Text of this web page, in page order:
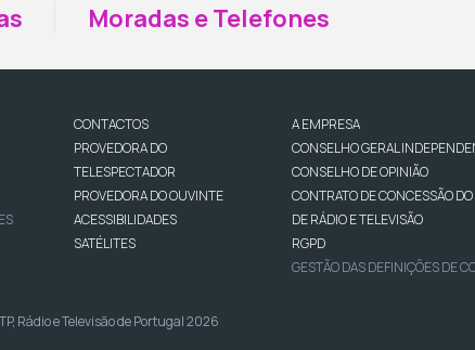
Moradas e Telefones
CONTACTOS
PROVEDORA DO
TELESPECTADOR
PROVEDORA DO OUVINTE
ACESSIBILIDADES
SATÉLITES
A EMPRESA
CONSELHO GERAL
CONSELHO DE OPINIÃO
CONTRATO DE CONCESSÃO
DE RÁDIO E TELEVISÃO
RGPD
GESTÃO DAS DEFINIÇÕES DE
Rádio e Televisão de Portugal 2026